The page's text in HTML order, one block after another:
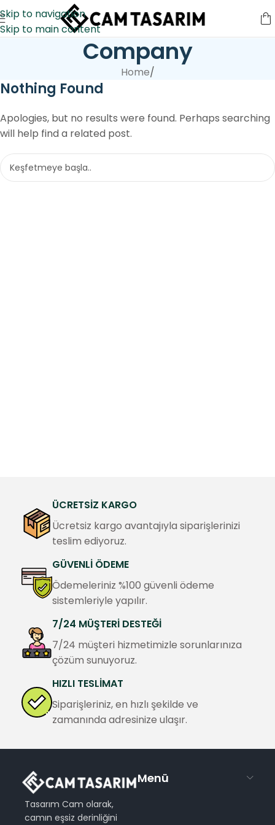
Skip to navigation
Skip to main content
Company
Home/
Nothing Found
Apologies, but no results were found. Perhaps searching
will help find a related post.
ÜCRETSİZ KARGO
Ücretsiz kargo avantajıyla siparişlerinizi
teslim ediyoruz.
GÜVENLİ ÖDEME
Ödemeleriniz %100 güvenli ödeme
sistemleriyle yapılır.
7/24 MÜŞTERİ DESTEĞİ
7/24 müşteri hizmetimizle sorunlarınıza
çözüm sunuyoruz.
HIZLI TESLİMAT
Siparişleriniz, en hızlı şekilde ve
zamanında adresinize ulaşır.
Tasarım Cam olarak,
camın eşsiz derinliğini
Menü